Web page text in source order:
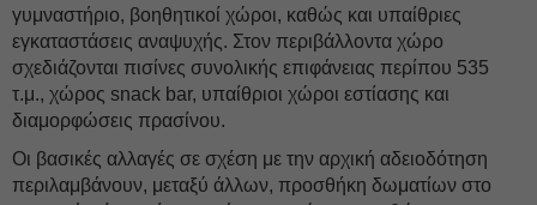
γυμναστήριο, βοηθητικοί χώροι, καθώς και υπαίθριες
εγκαταστάσεις αναψυχής. Στον περιβάλλοντα χώρο
σχεδιάζονται πισίνες συνολικής επιφάνειας περίπου 535
τ.μ., χώρος snack bar, υπαίθριοι χώροι εστίασης και
διαμορφώσεις πρασίνου.
Οι βασικές αλλαγές σε σχέση με την αρχική αδειοδότηση
περιλαμβάνουν, μεταξύ άλλων, προσθήκη δωματίων στο